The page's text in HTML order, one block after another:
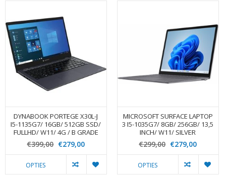
DYNABOOK PORTEGE X30L-J
I5-1135G7/ 16GB/ 512GB SSD/
FULLHD/ W11/ 4G / B GRADE
€399,00 €279,00
OPTIES
MICROSOFT SURFACE LAPTOP
3 I5-1035G7/ 8GB/ 256GB/ 13,5
INCH/ W11/ SILVER
€299,00 €279,00
OPTIES